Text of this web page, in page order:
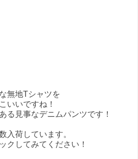
無地Tシャツを
いいですね！
る見事なデニムパンツです！
入荷しています。
クしてみてください！